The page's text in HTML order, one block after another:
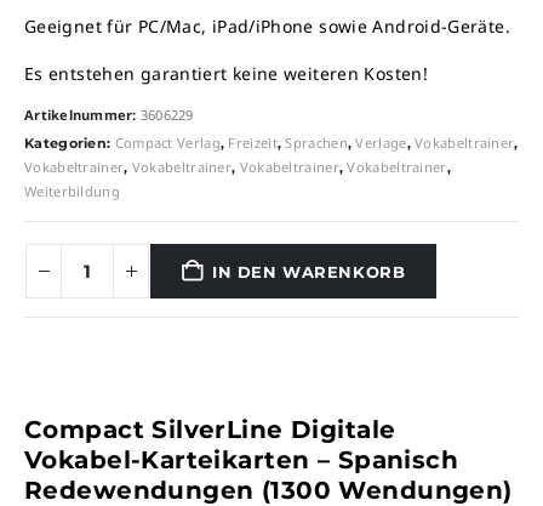
Geeignet für PC/Mac, iPad/iPhone sowie Android-Geräte.
Es entstehen garantiert keine weiteren Kosten!
Artikelnummer: 3606229
Kategorien: Compact Verlag, Freizeit,Sprachen,Verlage,Vokabeltrainer,
Vokabeltrainer, Vokabeltrainer, Vokabeltrainer,Vokabeltrainer,
Weiterbildung
IN DEN WARENKORB
Compact SilverLine Digitale
Vokabel-Karteikarten – Spanisch
Redewendungen (1300 Wendungen)